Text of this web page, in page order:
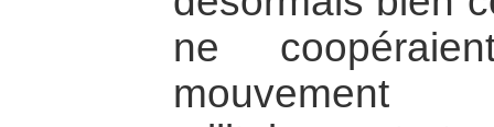
ne
mouvement